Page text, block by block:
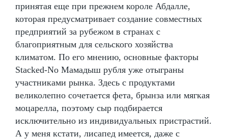
принятая еще при прежнем короле Абдалле,
которая предусматривает создание совместных
предприятий за рубежом в странах с
благоприятным для сельского хозяйства
климатом. По его мнению, основные факторы
Stacked-No Мамадыш рубля уже отыграны
участниками рынка. Здесь с продуктами
великолепно сочетается фета, брынза или мягкая
моцарелла, поэтому сыр подбирается
исключительно из индивидуальных пристрастий.
А у меня кстати, лисапед имеется, даже с